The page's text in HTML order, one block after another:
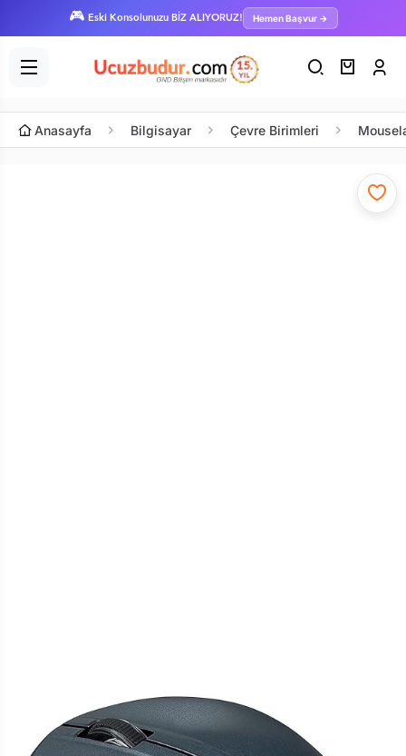
🎮 Eski Konsolunuzu BİZ ALIYORUZ! Hemen Başvur →
Anasayfa Bilgisayar Çevre Birimleri